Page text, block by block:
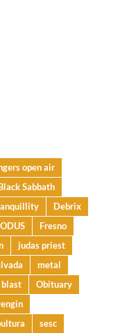
open air
Sabbath
Debrix
Fresno
judas priest
metal
blast
Obituary
sesc